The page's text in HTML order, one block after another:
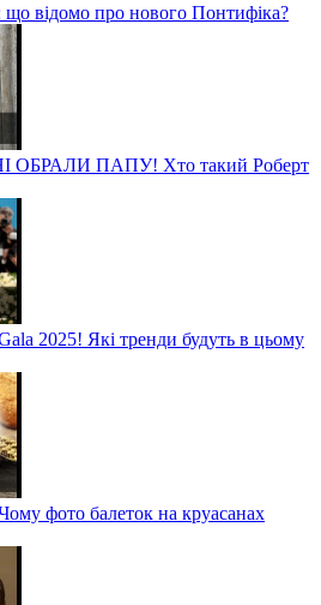
відомо про нового Понтифіка?
ПАПУ! Хто такий Роберт
2025! Які тренди будуть в цьому
фото балеток на круасанах